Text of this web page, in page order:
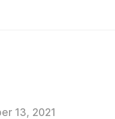
13, 2021